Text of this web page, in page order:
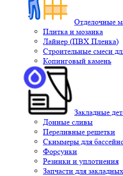
Отделочные
Плитка и мозаика
Лайнер (ПВХ Пленка)
Строительные смеси
Копинговый камень
Закладные
Донные сливы
Переливные решетки
Скиммеры для
Форсунки
Резинки и уплотнения
Запчасти для